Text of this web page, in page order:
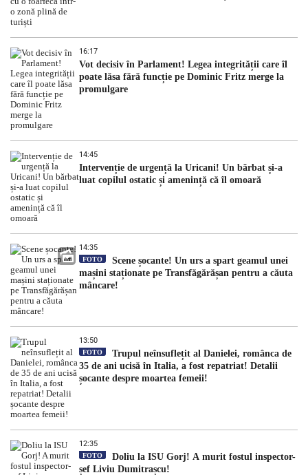
16:17
Vot decisiv în Parlament! Legea integrității care îl
poate lăsa fără funcție pe Dominic Fritz merge la
promulgare
14:45
Intervenție de urgență la Uricani! Un bărbat și-a
luat copilul ostatic și amenință că îl omoară
14:35
FOTO
Scene șocante! Un urs a spart geamul unei
mașini staționate pe Transfăgărășan pentru a căuta
mâncare!
13:50
FOTO
Trupul neînsuflețit al Danielei, românca de
35 de ani ucisă în Italia, a fost repatriat! Detalii
șocante despre moartea femeii!
12:35
FOTO
Doliu la ISU Gorj! A murit fostul inspector-
șef Liviu Dumitrașcu!